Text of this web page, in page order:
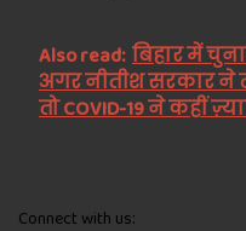
Also read: बिहार में
अगर नीतीश सरकार ने
तो COVID-19 ने कहीं
Connect with us: